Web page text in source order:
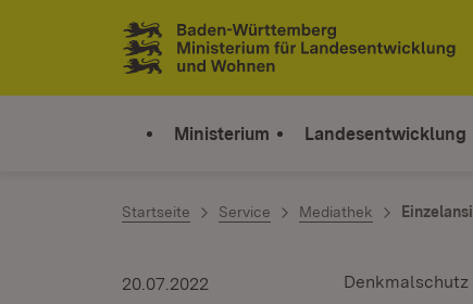
Zum Inhalt springen
Link zur Startseite
Ministerium Landesentwicklung
Startseite Service Mediathek
Denkmalschutz
20.07.2022